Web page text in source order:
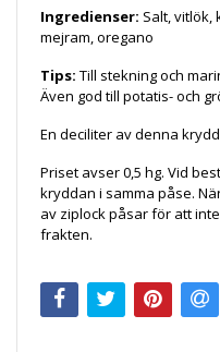
Ingredienser: Salt, vitlök,
mejram, oregano
Tips: Till stekning och
Även god till potatis- och
En deciliter av denna
Priset avser 0,5 hg. Vid
kryddan i samma påse.
av ziplock påsar för att
frakten.